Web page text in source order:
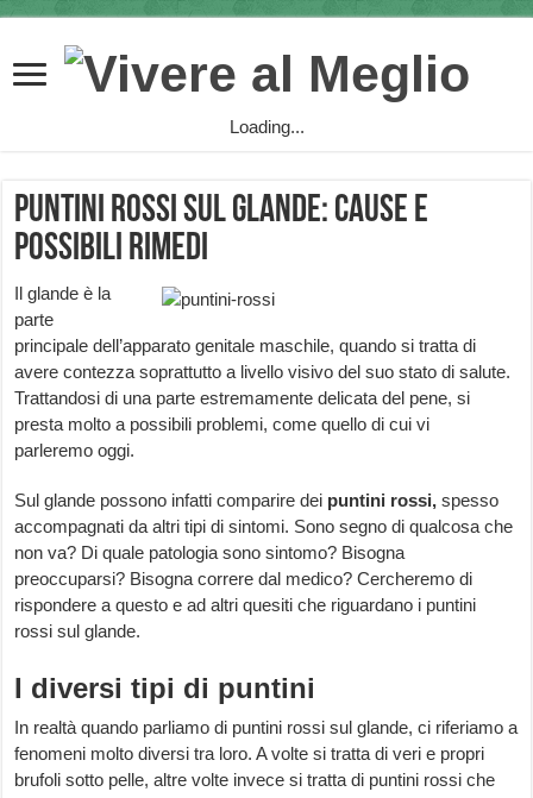
Loading...
Puntini rossi sul glande: cause e
possibili rimedi
Il glande è la
parte
principale dell’apparato genitale maschile, quando si tratta di
avere contezza soprattutto a livello visivo del suo stato di salute.
Trattandosi di una parte estremamente delicata del pene, si
presta molto a possibili problemi, come quello di cui vi
parleremo oggi.
Sul glande possono infatti comparire dei puntini rossi,spesso
accompagnati da altri tipi di sintomi. Sono segno di qualcosa che
non va? Di quale patologia sono sintomo? Bisogna
preoccuparsi? Bisogna correre dal medico? Cercheremo di
rispondere a questo e ad altri quesiti che riguardano i puntini
rossi sul glande.
I diversi tipi di puntini
In realtà quando parliamo di puntini rossi sul glande, ci riferiamo a
fenomeni molto diversi tra loro. A volte si tratta di veri e propri
brufoli sotto pelle, altre volte invece si tratta di puntini rossi che